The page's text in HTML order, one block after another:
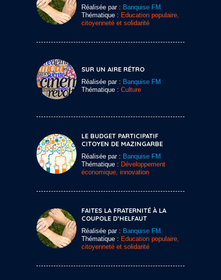
Réalisée par : Banquise FM
Thématique : Education populaire,
citoyenneté et solidarité
SUR UN AIRE RÉTRO
Réalisée par : Banquise FM
Thématique : Culture
LE BUDGET PARTICIPATIF
CITOYEN DE MAZINGARBE
Réalisée par : Banquise FM
Thématique : Développement
économique, innovation
FAITES LA FRATERNITÉ À LA
COUPOLE D’HELFAUT
Réalisée par : Banquise FM
Thématique : Education populaire,
citoyenneté et solidarité